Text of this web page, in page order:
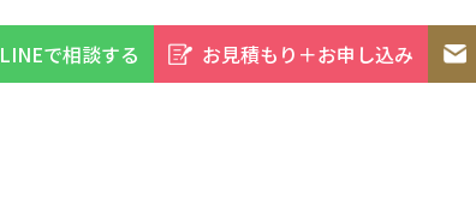
LINEで相談する お見積もり＋お申し込み